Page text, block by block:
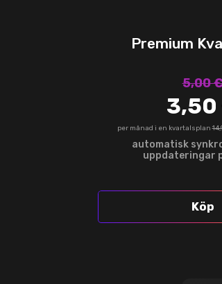
Premium
5,00
per månad i en kvartalsplan
automatisk
uppdateringar
Köp